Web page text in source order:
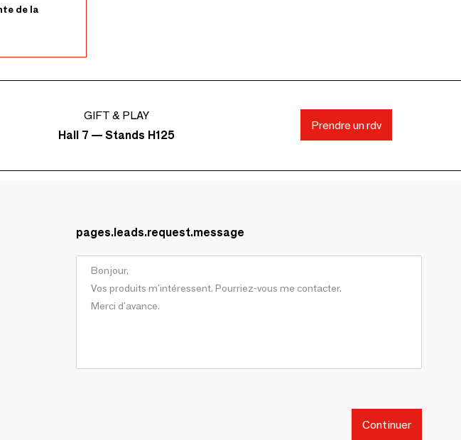
de la
GIFT & PLAY
Hall 7 — Stands H125
Prendre un rdv
pages.leads.request.message
Continuer